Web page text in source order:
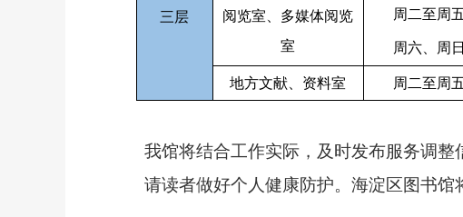
三层
阅览室、多媒体阅览
室
周二至周
周六、周日
地方文献、资料室 周二至周
我馆将结合工作实际，及时发布服务调整
请读者做好个人健康防护。海淀区图书馆